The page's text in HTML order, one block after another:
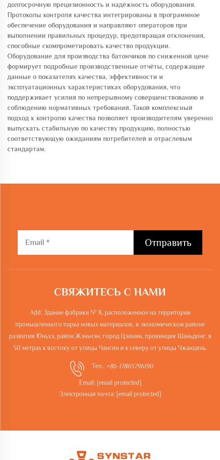
долгосрочную прецизионность и надёжность оборудования.
Протоколы контроля качества интегрированы в программное
обеспечение оборудования и направляют операторов при
выполнении правильных процедур, предотвращая отклонения,
способные скомпрометировать качество продукции.
Оборудование для производства батончиков по сниженной цене
формирует подробные производственные отчёты, содержащие
данные о показателях качества, эффективности и
эксплуатационных характеристиках оборудования, что
поддерживает усилия по непрерывному совершенствованию и
соблюдению нормативных требований. Такой комплексный
подход к контролю качества позволяет производителям уверенно
выпускать стабильную по качеству продукцию, полностью
соответствующую ожиданиям потребителей и отраслевым
стандартам.
Отправить
СВЯЖИТЕСЬ С НАМИ
Add: Здание фабрики № 8, расположенное на территории
промышленного парка новых материалов, в экономическом районе
развития Юньхэ, район Жэньчэн, город Цзинин, провинция Шаньдонг, в
50 метрах к востоку от улицы Чансин и к северу от улицы Чжанцянь.
Тел.: +86-17865796190
Email: [email protected]
Электронная почта: [email protected]